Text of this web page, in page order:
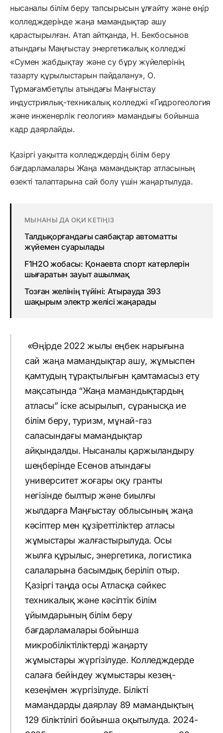
нысаналы білім беру тапсырысын ұлғайту және өңір
колледждерінде жаңа мамандықтар ашу
қарастырылған. Атап айтқанда, Н. Бекбосынов
атындағы Маңғыстау энергетикалық колледжі
«Сумен жабдықтау және су бұру жүйелерінің
тазарту құрылыстарын пайдалану», О.
Тұрмағамбетұлы атындағы Маңғыстау
индустриялық-техникалық колледжі «Гидрогеология
және инженерлік геология» мамандығы бойынша
кадр даярлайды.
Қазіргі уақытта колледждердің білім беру
бағдарламалары Жаңа мамандықтар атласының
өзекті талаптарына сай болу үшін жаңартылуда.
МЫНАНЫ ДА ОҚИ КЕТІҢІЗ
Талдықорғандағы саябақтар автоматты
жүйемен суарылады
F1H2O жобасы: Қонаевта спорт катерлерін
шығаратын зауыт ашылмақ
Тозған желінің түйіні: Атырауда 393
шақырым электр желісі жаңарады
«Өңірде 2022 жылы еңбек нарығына
сай жаңа мамандықтар ашу, жұмыспен
қамтудың тұрақтылығын қамтамасыз ету
мақсатында “Жаңа мамандықтардың
атласы” іске асырылып, сұранысқа ие
білім беру, туризм, мұнай-газ
саласындағы мамандықтар
айқындалды. Нысаналы қаржыландыру
шеңберінде Есенов атындағы
университет жоғары оқу гранты
негізінде былтыр және биылғы
жылдарға Маңғыстау облысының жаңа
кәсіптер мен құзіреттіліктер атласы
жұмыстары жалғастырылуда. Осы
жылға құрылыс, энергетика, логистика
салаларына басымдық беріліп отыр.
Қазіргі таңда осы Атласқа сәйкес
техникалық және кәсіптік білім
ұйымдарының білім беру
бағдарламалары бойынша
микробіліктіліктерді жаңарту
жұмыстары жүргізілуде. Колледждерде
салаға бейіндеу жұмыстары кезең-
кезеңімен жүргізілуде. Білікті
мамандарды даярлау 89 мамандықтың
129 біліктілігі бойынша оқытылуда. 2024-